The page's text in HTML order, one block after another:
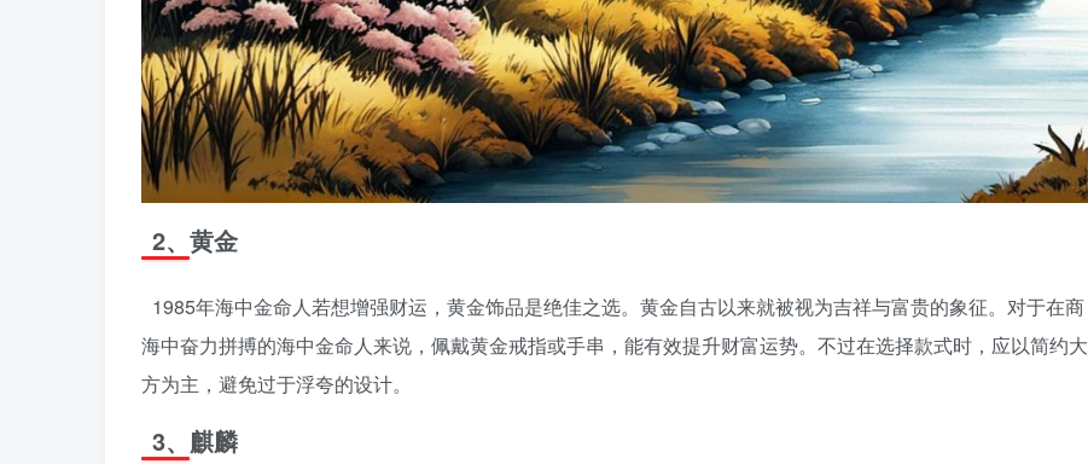
2、黄金
1985年海中金命人若想增强财运，黄金饰品是绝佳之选。黄金自古以来就被视为吉祥与富贵的象征。对于在商
海中奋力拼搏的海中金命人来说，佩戴黄金戒指或手串，能有效提升财富运势。不过在选择款式时，应以简约大
方为主，避免过于浮夸的设计。
3、麒麟